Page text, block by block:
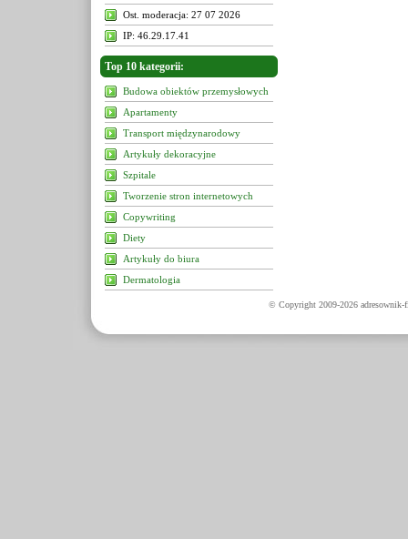
Ost. moderacja: 27 07 2026
IP: 46.29.17.41
Top 10 kategorii:
Budowa obiektów przemysłowych
Apartamenty
Transport międzynarodowy
Artykuły dekoracyjne
Szpitale
Tworzenie stron internetowych
Copywriting
Diety
Artykuły do biura
Dermatologia
© Copyright 2009-2026